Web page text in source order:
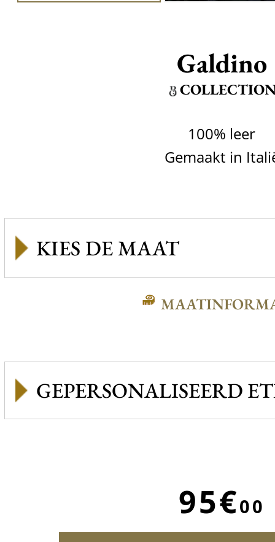
Galdino
100% leer
Gemaakt in
GEPERSONALISEERD
95€00